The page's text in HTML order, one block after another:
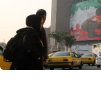
Eksodus warga Israel
270.000 kabur dalam
ungkap tren
Indonesia • 05 Aug 2026